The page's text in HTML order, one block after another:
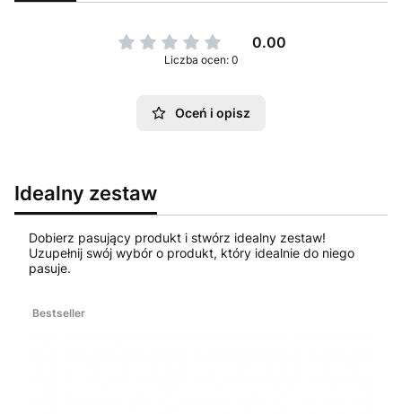
0.00
Liczba ocen: 0
Oceń i opisz
Idealny zestaw
Dobierz pasujący produkt i stwórz idealny zestaw!
Uzupełnij swój wybór o produkt, który idealnie do niego
pasuje.
Bestseller